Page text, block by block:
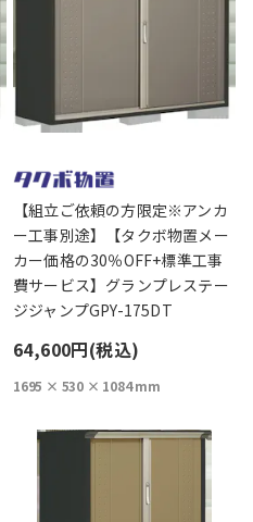
【組立ご依頼の方限定※アンカ
ー工事別途】【タクボ物置メー
カー価格の30％OFF+標準工事
費サービス】グランプレステー
ジジャンプGPY-175DT
64,600円(税込)
1695 × 530 × 1084 mm